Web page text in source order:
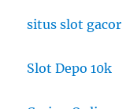
situs slot gacor
Slot Depo 10k